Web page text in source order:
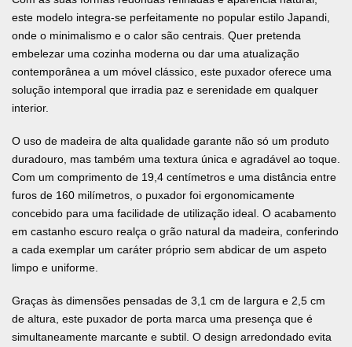
este modelo integra-se perfeitamente no popular estilo Japandi,
onde o minimalismo e o calor são centrais. Quer pretenda
embelezar uma cozinha moderna ou dar uma atualização
contemporânea a um móvel clássico, este puxador oferece uma
solução intemporal que irradia paz e serenidade em qualquer
interior.
O uso de madeira de alta qualidade garante não só um produto
duradouro, mas também uma textura única e agradável ao toque.
Com um comprimento de 19,4 centímetros e uma distância entre
furos de 160 milímetros, o puxador foi ergonomicamente
concebido para uma facilidade de utilização ideal. O acabamento
em castanho escuro realça o grão natural da madeira, conferindo
a cada exemplar um caráter próprio sem abdicar de um aspeto
limpo e uniforme.
Graças às dimensões pensadas de 3,1 cm de largura e 2,5 cm
de altura, este puxador de porta marca uma presença que é
simultaneamente marcante e subtil. O design arredondado evita